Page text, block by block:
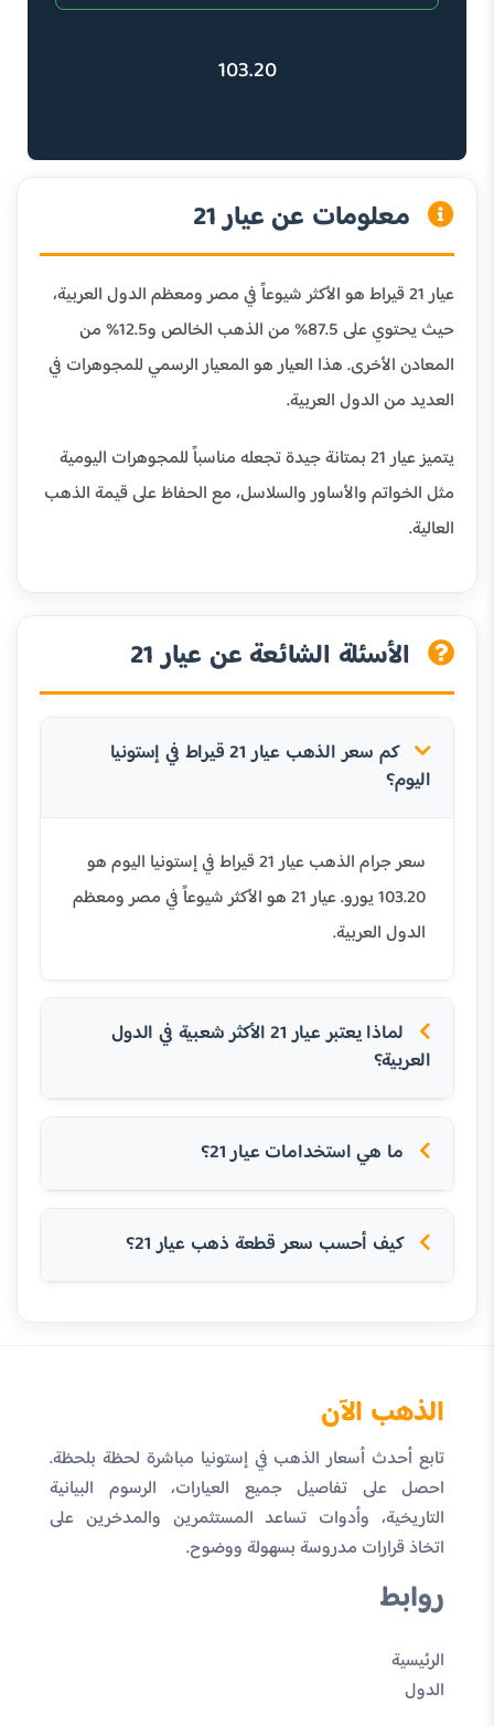
103.20
معلومات عن عيار 21
عيار 21 قيراط هو الأكثر شيوعاً في مصر ومعظم الدول العربية،
حيث يحتوي على 87.5% من الذهب الخالص و12.5% من
المعادن الأخرى. هذا العيار هو المعيار الرسمي للمجوهرات في
العديد من الدول العربية.
يتميز عيار 21 بمتانة جيدة تجعله مناسباً للمجوهرات اليومية
مثل الخواتم والأساور والسلاسل، مع الحفاظ على قيمة الذهب
العالية.
الأسئلة الشائعة عن عيار 21
كم سعر الذهب عيار 21 قيراط في إستونيا
اليوم؟
سعر جرام الذهب عيار 21 قيراط في إستونيا اليوم هو
103.20 يورو. عيار 21 هو الأكثر شيوعاً في مصر ومعظم
الدول العربية.
لماذا يعتبر عيار 21 الأكثر شعبية في الدول
العربية؟
ما هي استخدامات عيار 21؟
كيف أحسب سعر قطعة ذهب عيار 21؟
الذهب الآن
تابع أحدث أسعار الذهب في إستونيا مباشرة لحظة بلحظة.
احصل على تفاصيل جميع العيارات، الرسوم البيانية
التاريخية، وأدوات تساعد المستثمرين والمدخرين على
اتخاذ قرارات مدروسة بسهولة ووضوح.
روابط
الرئيسية
الدول